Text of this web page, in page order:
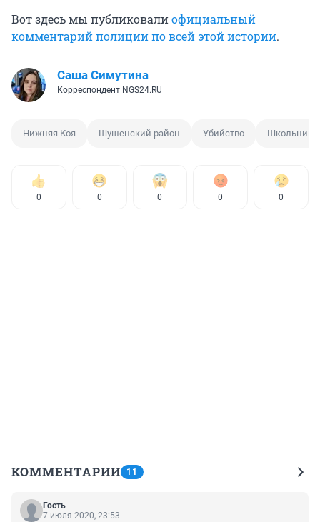
Вот здесь мы публиковалиофициальный
комментарий полиции по всей этой истории.
Саша Симутина
Корреспондент NGS24.RU
Нижняя Коя Шушенский район Убийство Школьница
0 0 0 0 0
КОММЕНТАРИИ 11
Гость
7 июля 2020, 23:53